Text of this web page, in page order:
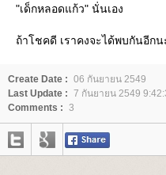
"เด็กหลอดแก้ว" นั่นเอง
ถ้าโชคดี เราคงจะได้พบกันอีกนะ
Create Date : 06 กันยายน 2549
Last Update : 7 กันยายน 2549
Comments : 3